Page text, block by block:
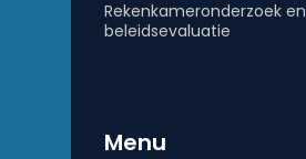
Rekenkameronderzoek en
beleidsevaluatie
Menu